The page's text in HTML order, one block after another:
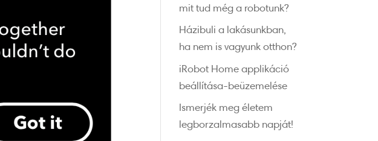
mit tud még a robotunk?
Házibuli a lakásunkban,
ha nem is vagyunk otthon?
iRobot Home applikáció
beállítása-beüzemelése
Ismerjék meg életem
legborzalmasabb napját!